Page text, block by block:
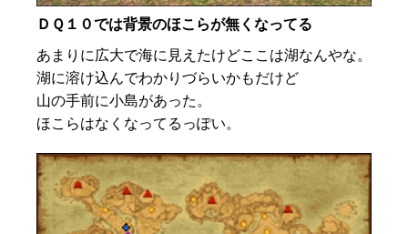
ＤＱ１０では背景のほこらが無くなってる
あまりに広大で海に見えたけどここは湖なんやな。
湖に溶け込んでわかりづらいかもだけど
山の手前に小島があった。
ほこらはなくなってるっぽい。